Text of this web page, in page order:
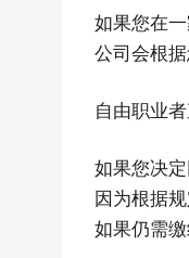
如果您在
公司会根
自由职业
如果您决
因为根据
如果仍需
日本語
English
中文简体
Español
Indonesian
Português
Français